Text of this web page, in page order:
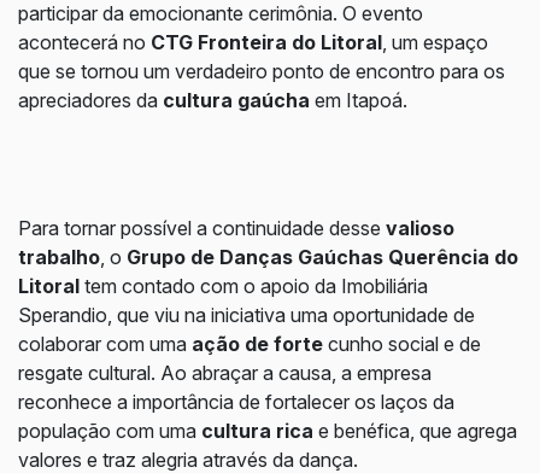
participar da emocionante cerimônia. O evento
acontecerá no CTG Fronteira do Litoral, um espaço
que se tornou um verdadeiro ponto de encontro para os
apreciadores da cultura gaúcha em Itapoá.
Para tornar possível a continuidade desse valioso
trabalho, o Grupo de Danças Gaúchas Querência do
Litoral tem contado com o apoio da Imobiliária
Sperandio, que viu na iniciativa uma oportunidade de
colaborar com uma ação de forte cunho social e de
resgate cultural. Ao abraçar a causa, a empresa
reconhece a importância de fortalecer os laços da
população com uma cultura rica e benéfica, que agrega
valores e traz alegria através da dança.